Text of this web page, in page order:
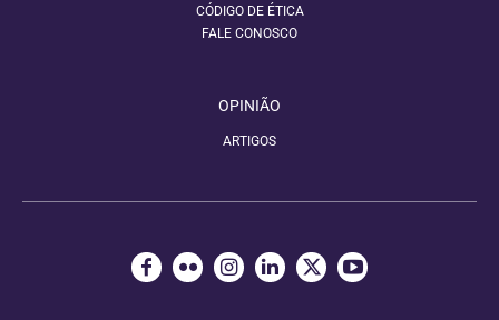
CÓDIGO DE ÉTICA
FALE CONOSCO
OPINIÃO
ARTIGOS